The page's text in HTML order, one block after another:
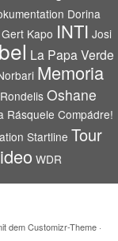
Dorina
Gert Kapo INTI Josi
La Papa Verde
Memoria
Oshane
Rásquele Compádre!
Startline Tour
WDR
demCustomizr-Theme ·